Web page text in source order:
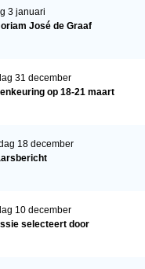
3 januari
José de Graaf
31 december
op 18-21 maart
18 december
10 december
selecteert door